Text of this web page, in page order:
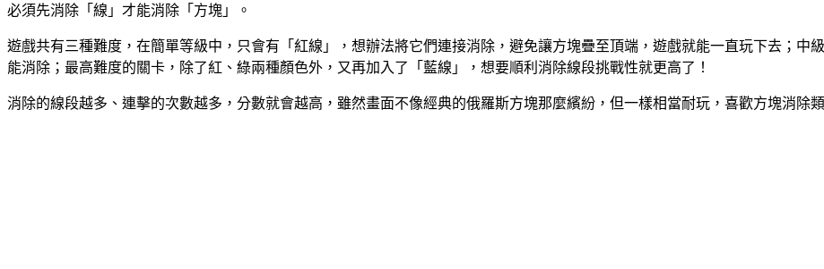
必須先消除「線」才能消除「方塊」。
遊戲共有三種難度，在簡單等級中，只會有「紅線」，想辦法將它們連接消除，避免讓方塊疊至頂端，遊戲就能一直玩下去；中
能消除；最高難度的關卡，除了紅、綠兩種顏色外，又再加入了「藍線」，想要順利消除線段挑戰性就更高了！
消除的線段越多、連擊的次數越多，分數就會越高，雖然畫面不像經典的俄羅斯方塊那麼繽紛，但一樣相當耐玩，喜歡方塊消除